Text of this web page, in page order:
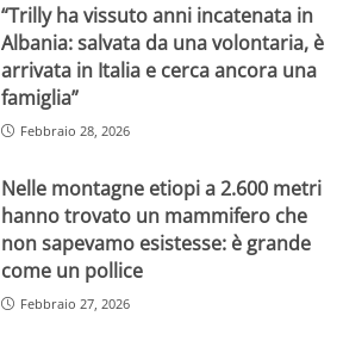
“Trilly ha vissuto anni incatenata in
Albania: salvata da una volontaria, è
arrivata in Italia e cerca ancora una
famiglia”
Febbraio 28, 2026
Nelle montagne etiopi a 2.600 metri
hanno trovato un mammifero che
non sapevamo esistesse: è grande
come un pollice
Febbraio 27, 2026